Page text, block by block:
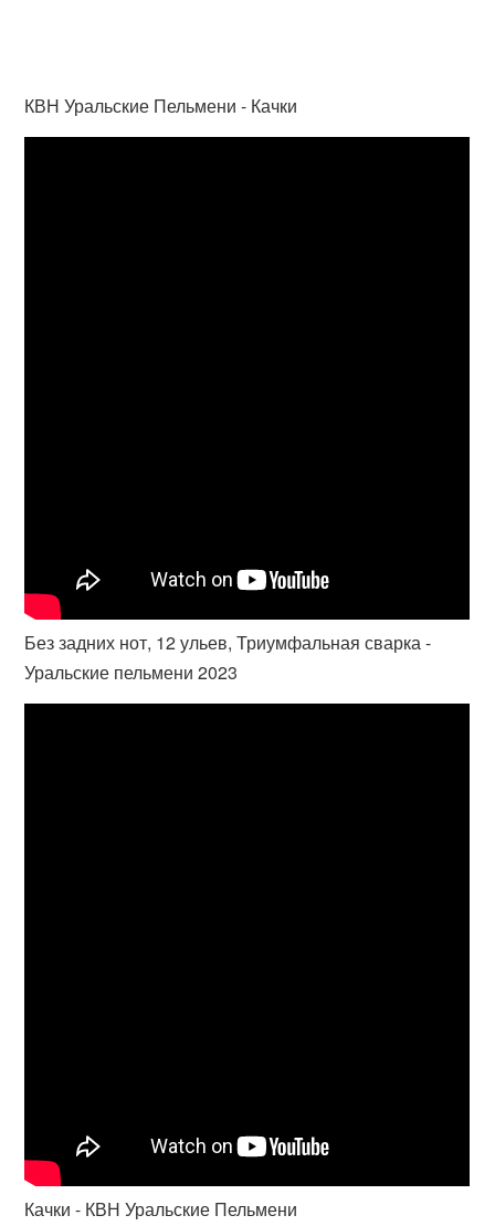
КВН Уральские Пельмени - Качки
Без задних нот, 12 ульев, Триумфальная сварка -
Уральские пельмени 2023
Качки - КВН Уральские Пельмени